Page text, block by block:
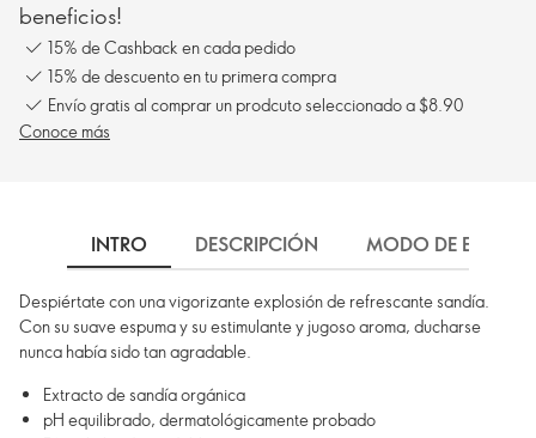
beneficios!
15% de Cashback en cada pedido
15% de descuento en tu primera compra
Envío gratis al comprar un prodcuto seleccionado a $8.90
Conoce más
INTRO DESCRIPCIÓN MODO DE EMPLEO
Despiértate con una vigorizante explosión de refrescante sandía.
Con su suave espuma y su estimulante y jugoso aroma, ducharse
nunca había sido tan agradable.
Extracto de sandía orgánica
pH equilibrado, dermatológicamente probado